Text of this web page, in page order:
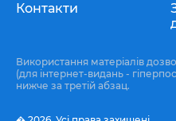
Контакти
Використання матеріалів
(для інтернет-видань -
нижче за третій абзац.